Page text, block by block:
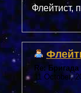
Флейтист,
Re:
11 October,